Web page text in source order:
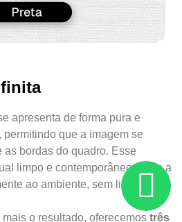
apresenta de forma pura e
, permitindo que a imagem se
bordas do quadro. Esse
limpo e contemporâneo, onde a
ao ambiente, sem limites
o resultado, oferecemos três